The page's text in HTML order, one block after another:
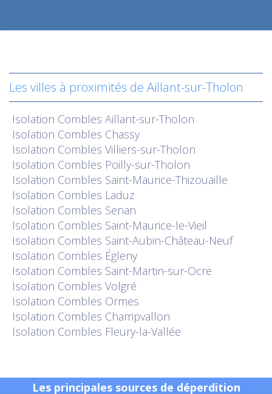
Les villes à proximités de Aillant-sur-Tholon
Isolation Combles Aillant-sur-Tholon
Isolation Combles Chassy
Isolation Combles Villiers-sur-Tholon
Isolation Combles Poilly-sur-Tholon
Isolation Combles Saint-Maurice-Thizouaille
Isolation Combles Laduz
Isolation Combles Senan
Isolation Combles Saint-Maurice-le-Vieil
Isolation Combles Saint-Aubin-Château-Neuf
Isolation Combles Égleny
Isolation Combles Saint-Martin-sur-Ocre
Isolation Combles Volgré
Isolation Combles Ormes
Isolation Combles Champvallon
Isolation Combles Fleury-la-Vallée
Les principales sources de déperdition